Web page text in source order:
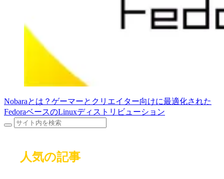
Nobaraとは？ゲーマーとクリエイター向けに最適化された
FedoraベースのLinuxディストリビューション
人気の記事